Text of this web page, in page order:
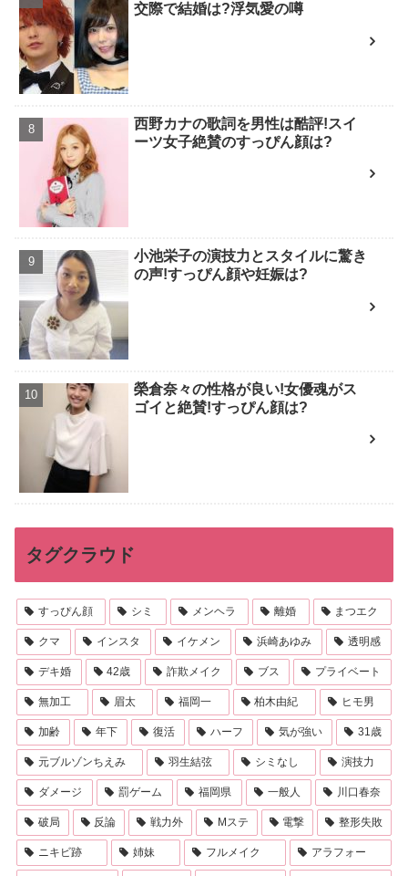
交際で結婚は?浮気愛の噂
西野カナの歌詞を男性は酷評!スイ
ーツ女子絶賛のすっぴん顔は?
小池栄子の演技力とスタイルに驚き
の声!すっぴん顔や妊娠は?
榮倉奈々の性格が良い!女優魂がス
ゴイと絶賛!すっぴん顔は?
タグクラウド
すっぴん顔 シミ メンヘラ 離婚 まつエク
クマ インスタ イケメン 浜崎あゆみ 透明感
デキ婚 42歳 詐欺メイク ブス プライベート
無加工 眉太 福岡一 柏木由紀 ヒモ男
加齢 年下 復活 ハーフ 気が強い 31歳
元ブルゾンちえみ 羽生結弦 シミなし 演技力
ダメージ 罰ゲーム 福岡県 一般人 川口春奈
破局 反論 戦力外 Mステ 電撃 整形失敗
ニキビ跡 姉妹 フルメイク アラフォー